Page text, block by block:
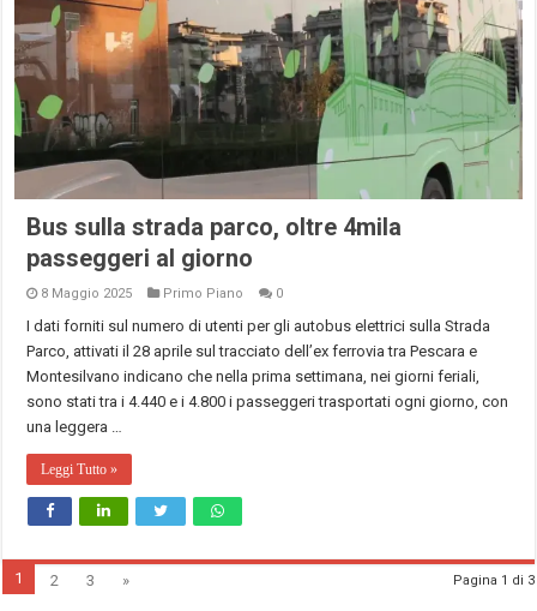
Bus sulla strada parco, oltre 4mila
passeggeri al giorno
8 Maggio 2025 Primo Piano 0
I dati forniti sul numero di utenti per gli autobus elettrici sulla Strada
Parco, attivati il 28 aprile sul tracciato dell’ex ferrovia tra Pescara e
Montesilvano indicano che nella prima settimana, nei giorni feriali,
sono stati tra i 4.440 e i 4.800 i passeggeri trasportati ogni giorno, con
una leggera …
Leggi Tutto »
Pagina 1 di 3
1 2 3 »